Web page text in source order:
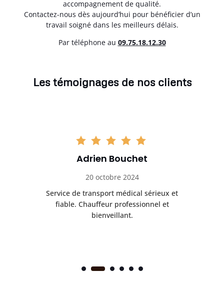
accompagnement de qualité.
Contactez-nous dès aujourd’hui pour bénéficier d’un
travail soigné dans les meilleurs délais.
Par téléphone au 09.75.18.12.30
Les témoignages de nos clients
Adrien Bouchet
20 octobre 2024
Service de transport médical sérieux et
fiable. Chauffeur professionnel et
bienveillant.